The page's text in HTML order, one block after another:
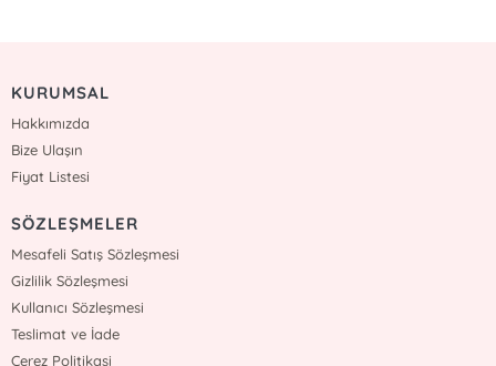
KURUMSAL
Hakkımızda
Bize Ulaşın
Fiyat Listesi
SÖZLEŞMELER
Mesafeli Satış Sözleşmesi
Gizlilik Sözleşmesi
Kullanıcı Sözleşmesi
Teslimat ve İade
Çerez Politikasi